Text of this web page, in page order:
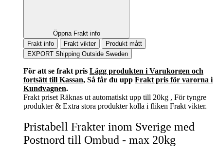
Öppna Frakt info
Frakt info
Frakt vikter
Produkt mått
EXPORT Shipping Outside Sweden
För att se frakt pris Lägg produkten i Varukorgen och
fortsätt till Kassan, Så får du upp Frakt pris för varorna i
Kundvagnen.
Frakt priset Räknas ut automatiskt upp till 20kg , För tyngre
produkter & Extra stora produkter kolla i fliken Frakt vikter.
Pristabell Frakter inom Sverige med
Postnord till Ombud - max 20kg